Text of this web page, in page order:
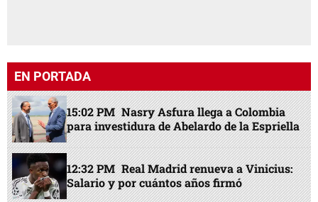
EN PORTADA
15:02 PM Nasry Asfura llega a Colombia
para investidura de Abelardo de la Espriella
12:32 PM Real Madrid renueva a Vinicius:
Salario y por cuántos años firmó